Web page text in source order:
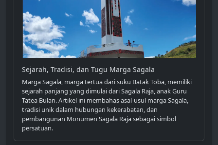
Sejarah, Tradisi, dan Tugu Marga Sagala
Marga Sagala, marga tertua dari suku Batak Toba, memiliki
sejarah panjang yang dimulai dari Sagala Raja, anak Guru
Tatea Bulan. Artikel ini membahas asal-usul marga Sagala,
tradisi unik dalam hubungan kekerabatan, dan
pembangunan Monumen Sagala Raja sebagai simbol
persatuan.